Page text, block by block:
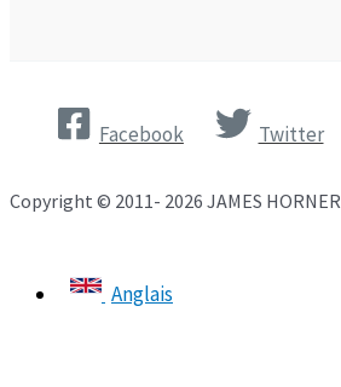
Facebook Twitter
Copyright © 2011- 2026 JAMES HORNER
Anglais